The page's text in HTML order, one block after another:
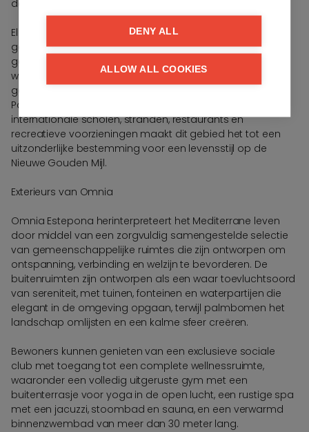
de nabijheid van essentiële voorzieningen.
El Campanario staat ook hoog aangeschreven om zijn
golfaanbod, dat zich concentreert rond de
gerenommeerde El Campanario Golf & Country Club en
wordt omringd door enkele van de meest prestigieuze
golfbanen aan de Costa del Sol, waaronder Atalaya, El
Paraíso en Guadalmina. In combinatie met nabijgelegen
internationale scholen, stranden, restaurants en
recreatieve voorzieningen maakt dit gebied het tot een
uitzonderlijke bestemming voor een levensstijl op de
Nieuwe Gouden Mijl.
Exterieurs van Omnia
Omnia Estepona herinterpreteert het Mediterrane leven
door middel van een zorgvuldig samengestelde selectie
van gemeenschappelijke ruimtes die zijn ontworpen om
ontspanning, verbinding en welzijn te bevorderen. De
buitenruimten zijn ontworpen als een waar toevluchtsoord
van sereniteit, met tuinen, fonteinen en waterpartijen die
elegant in de omgeving opgaan, terwijl palmbomen het
landschap omlijsten en een kalme sfeer creëren.
Bewoners kunnen genieten van een exclusieve sociale
club met toegang tot een complete wellnessruimte,
waaronder een volledig uitgeruste gym met een
buitenterrasje voor yoga in de open lucht, een rustige spa
met een jacuzzi, stoombad en sauna, en een verwarmd
binnenzwembad van meer dan 30 meter lang.
DENY ALL
ALLOW ALL COOKIES